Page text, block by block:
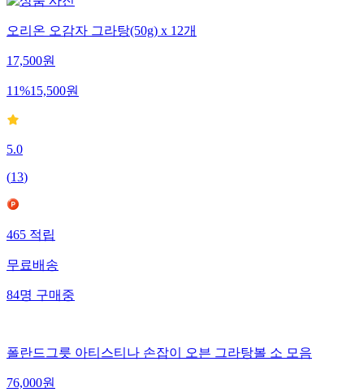
오리온 오감자 그라탕(50g) x 12개
17,500원
11%15,500원
5.0
(13)
465 적립
무료배송
84명 구매중
폴란드그릇 아티스티나 손잡이 오븐 그라탕볼 소 모음
76,000원